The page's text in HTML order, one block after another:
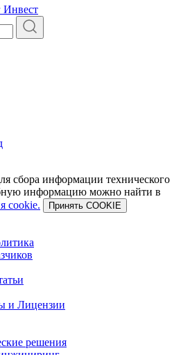
сбора информации технического
информацию можно найти в
cookie.
Принять COOKIE
и Лицензии
решения